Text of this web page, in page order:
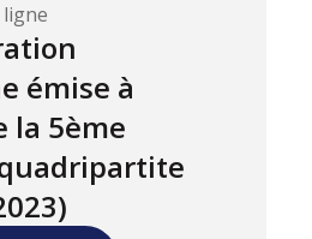
ligne
émise à
la 5ème